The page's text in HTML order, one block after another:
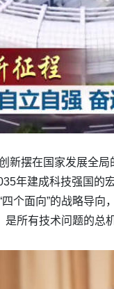
新摆在国家发展全
年建成科技强国
面向”的战略导
所有技术问题的